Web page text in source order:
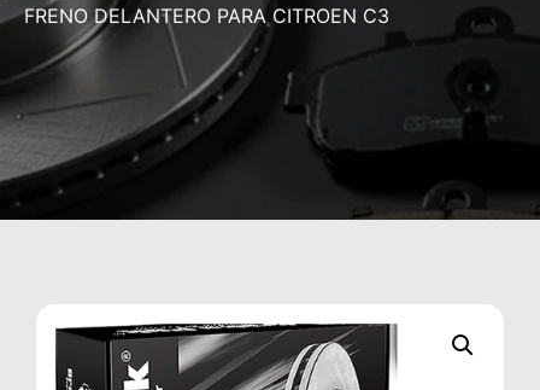
FRENO DELANTERO PARA CITROEN C3